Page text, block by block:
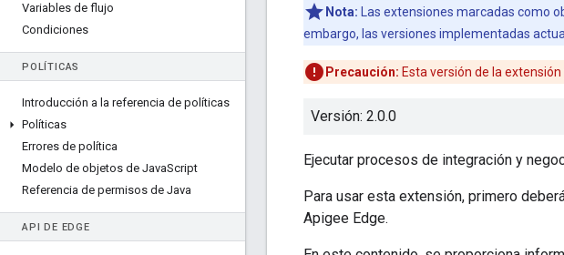
Variables de flujo
Condiciones
POLÍTICAS
Introducción a la referencia de políticas
Políticas
Errores de política
Modelo de objetos de JavaScript
Referencia de permisos de Java
API DE EDGE
Nota: Las extensiones marcadas como
embargo, las versiones implementadas
Precaución: Esta versión de la
Versión: 2.0.0
Ejecutar procesos de integración y
Para usar esta extensión, primero
Apigee Edge.